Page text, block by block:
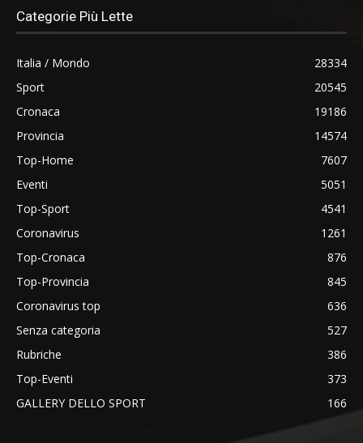
Categorie Più Lette
Italia / Mondo
28334
Sport
20545
Cronaca
19186
Provincia
14574
Top-Home
7607
Eventi
5051
Top-Sport
4541
Coronavirus
1261
Top-Cronaca
876
Top-Provincia
845
Coronavirus top
636
Senza categoria
527
Rubriche
386
Top-Eventi
373
GALLERY DELLO SPORT
166